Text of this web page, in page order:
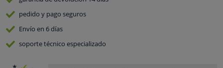
pedido y pago seguros
Envío en 6 días
soporte técnico especializado